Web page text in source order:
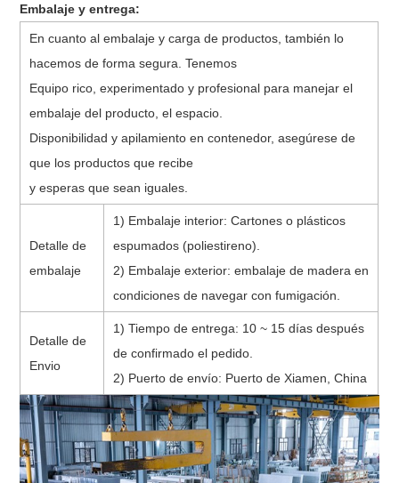
Embalaje y entrega:
En cuanto al embalaje y carga de productos, también lo
hacemos de forma segura. Tenemos
Equipo rico, experimentado y profesional para manejar el
embalaje del producto, el espacio.
Disponibilidad y apilamiento en contenedor, asegúrese de
que los productos que recibe
y esperas que sean iguales.
Detalle de
embalaje
1) Embalaje interior: Cartones o plásticos
espumados (poliestireno).
2) Embalaje exterior: embalaje de madera en
condiciones de navegar con fumigación.
Detalle de
Envio
1) Tiempo de entrega: 10 ~ 15 días después
de confirmado el pedido.
2) Puerto de envío: Puerto de Xiamen, China